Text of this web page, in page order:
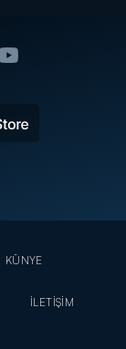
KÜNYE
İLETİŞİM